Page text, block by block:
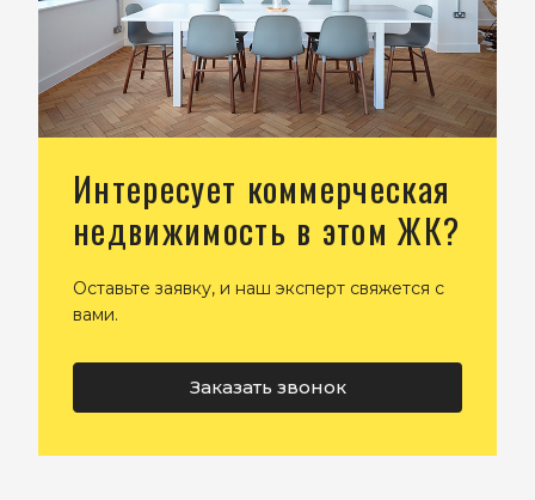
Интересует коммерческая
недвижимость в этом ЖК?
Оставьте заявку, и наш эксперт свяжется с
вами.
Заказать звонок